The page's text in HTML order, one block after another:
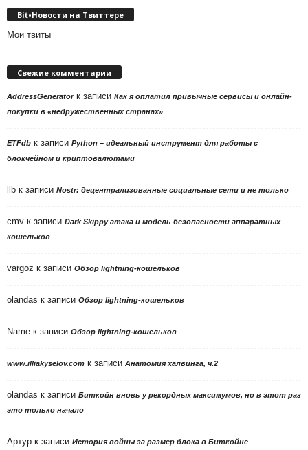
Bit•Новости на Твиттере
Мои твиты
Свежие комментарии
AddressGeneratorк записи Как я оплатил привычные сервисы и онлайн-
покупки в «недружественных странах»
ETFdb к записи Python – идеальный инструмент для работы с
блокчейном и криптовалютами
llb к записи Nostr: децентрализованные социальные сети и не только
cmv к записи Dark Skippy атака и модель безопасности аппаратных
кошельков
vargoz к записи Обзор lightning-кошельков
olandas к записи Обзор lightning-кошельков
Name к записи Обзор lightning-кошельков
www.illiakyselov.com к записи Анатомия халвинга, ч.2
olandas к записи Биткойн вновь у рекордных максимумов, но в этот раз
это только начало
Артур к записи История войны за размер блока в Биткойне